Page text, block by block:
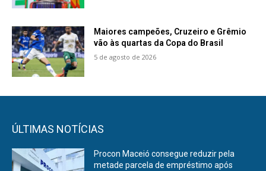
Maiores campeões, Cruzeiro e Grêmio
vão às quartas da Copa do Brasil
5 de agosto de 2026
ÚLTIMAS NOTÍCIAS
Procon Maceió consegue reduzir pela
metade parcela de empréstimo após